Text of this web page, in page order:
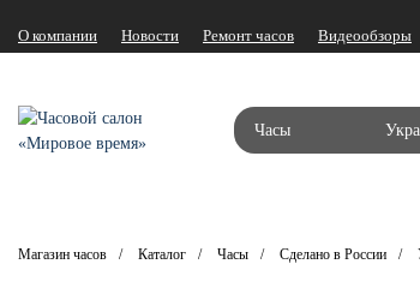
О компании Новости Ремонт часов Видеообзоры
Часы
Магазин часов Каталог Часы Сделано в России